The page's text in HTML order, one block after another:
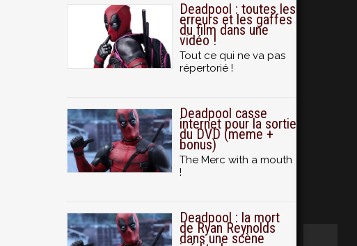
Deadpool : toutes les
erreurs et les gaffes
du film dans une
vidéo !
Tout ce qui ne va pas
répertorié !
Deadpool casse
internet pour la sortie
du DVD (meme +
bonus)
The Merc with a mouth
!
Deadpool : la mort
de Ryan Reynolds
dans une scène